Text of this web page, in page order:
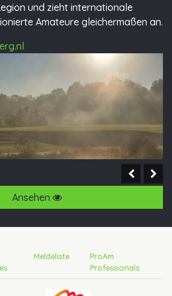
und zieht internationale
Amateure gleichermaßen an.
Ansehen
Meldeliste
ProAm
Professionals